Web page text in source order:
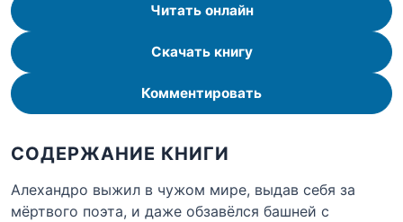
Читать онлайн
Скачать книгу
Комментировать
СОДЕРЖАНИЕ КНИГИ
Алехандро выжил в чужом мире, выдав себя за
мёртвого поэта, и даже обзавёлся башней с